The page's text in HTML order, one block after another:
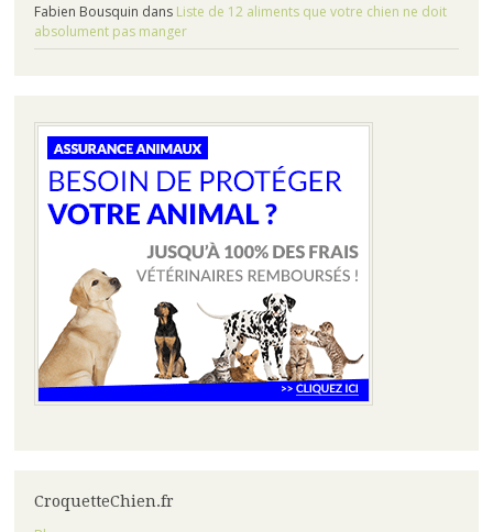
Fabien Bousquin dans Liste de 12 aliments que votre chien ne doit
absolument pas manger
CroquetteChien.fr